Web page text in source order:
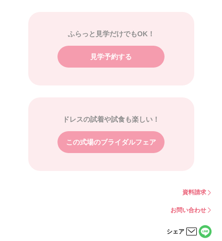
ふらっと見学だけでもOK！
見学予約する
ドレスの試着や試食も楽しい！
この式場のブライダルフェア
資料請求
お問い合わせ
シェア